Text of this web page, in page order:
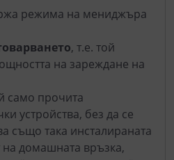
режима на мениджъра
, т.е. той
на зареждане на
само прочита
устройства, без да се
също така инсталираната
домашната връзка,